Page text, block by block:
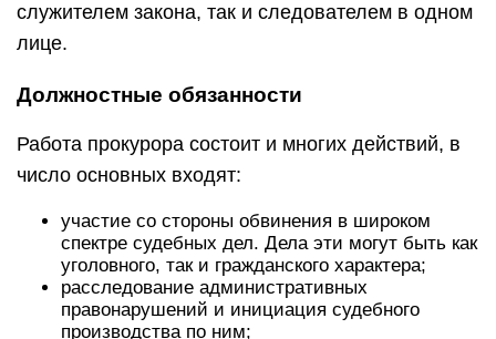
служителем закона, так и следователем в одном
лице.
Должностные обязанности
Работа прокурора состоит и многих действий, в
число основных входят:
участие со стороны обвинения в широком
спектре судебных дел. Дела эти могут быть как
уголовного, так и гражданского характера;
расследование административных
правонарушений и инициация судебного
производства по ним;